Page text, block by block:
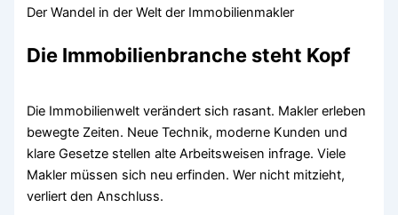
Der Wandel in der Welt der Immobilienmakler
Die Immobilienbranche steht Kopf
Die Immobilienwelt verändert sich rasant. Makler erleben
bewegte Zeiten. Neue Technik, moderne Kunden und
klare Gesetze stellen alte Arbeitsweisen infrage. Viele
Makler müssen sich neu erfinden. Wer nicht mitzieht,
verliert den Anschluss.